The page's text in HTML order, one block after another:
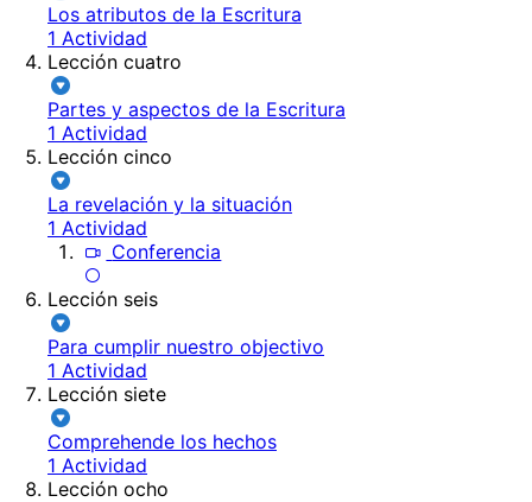
Los atributos de la Escritura
1 Actividad
Lección cuatro
Partes y aspectos de la Escritura
1 Actividad
Lección cinco
La revelación y la situación
1 Actividad
Conferencia
Lección seis
Para cumplir nuestro objectivo
1 Actividad
Lección siete
Comprehende los hechos
1 Actividad
Lección ocho